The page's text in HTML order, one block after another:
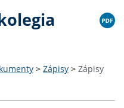
> Zápisy > Zápisy